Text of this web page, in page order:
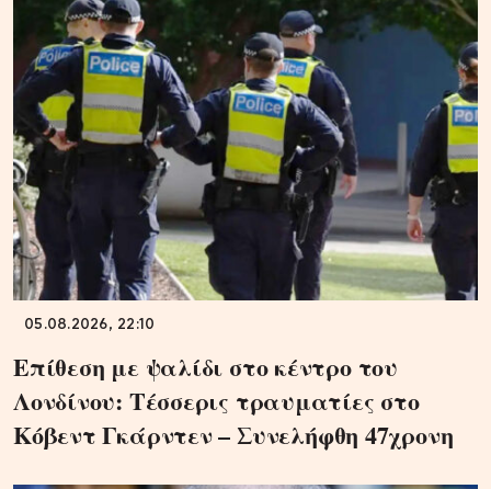
05.08.2026, 22:10
Επίθεση με ψαλίδι στο κέντρο του
Λονδίνου: Τέσσερις τραυματίες στο
Κόβεντ Γκάρντεν – Συνελήφθη 47χρονη